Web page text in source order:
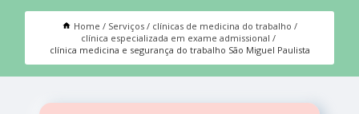
Home Serviços
clínicas de medicina do trabalho
clínica especializada em exame admissional
clínica medicina e segurança do trabalho São Miguel Paulista